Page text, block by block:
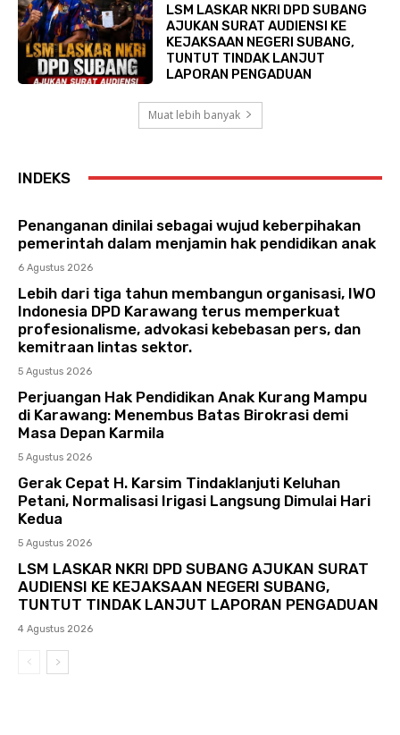
LSM LASKAR NKRI DPD SUBANG
AJUKAN SURAT AUDIENSI KE
KEJAKSAAN NEGERI SUBANG,
TUNTUT TINDAK LANJUT
LAPORAN PENGADUAN
Muat lebih banyak
INDEKS
Penanganan dinilai sebagai wujud keberpihakan
pemerintah dalam menjamin hak pendidikan anak
6 Agustus 2026
Lebih dari tiga tahun membangun organisasi, IWO
Indonesia DPD Karawang terus memperkuat
profesionalisme, advokasi kebebasan pers, dan
kemitraan lintas sektor.
5 Agustus 2026
Perjuangan Hak Pendidikan Anak Kurang Mampu
di Karawang: Menembus Batas Birokrasi demi
Masa Depan Karmila
5 Agustus 2026
Gerak Cepat H. Karsim Tindaklanjuti Keluhan
Petani, Normalisasi Irigasi Langsung Dimulai Hari
Kedua
5 Agustus 2026
LSM LASKAR NKRI DPD SUBANG AJUKAN SURAT
AUDIENSI KE KEJAKSAAN NEGERI SUBANG,
TUNTUT TINDAK LANJUT LAPORAN PENGADUAN
4 Agustus 2026